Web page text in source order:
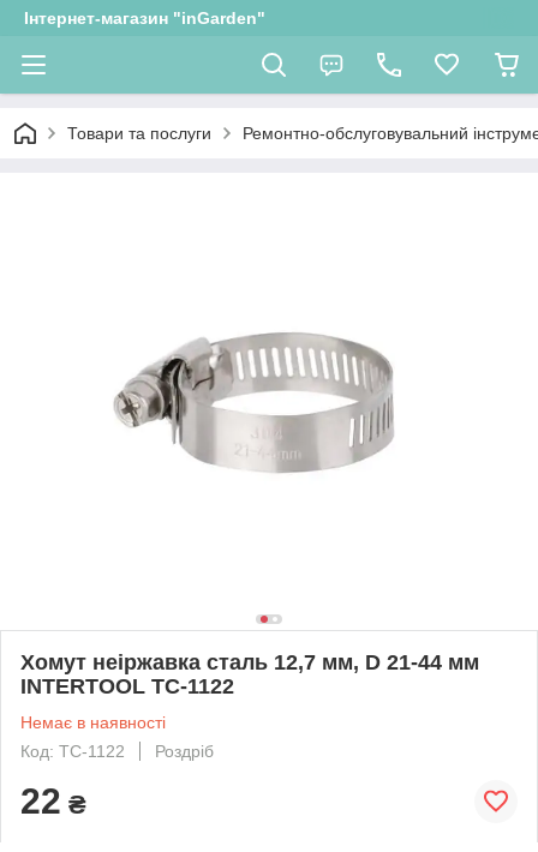
Інтернет-магазин "inGarden"
Товари та послуги Ремонтно-обслуговувальний
Хомут неіржавка сталь 12,7 мм, D 21-44 мм
INTERTOOL TC-1122
Немає в наявності
Код: TC-1122
Роздріб
22 ₴